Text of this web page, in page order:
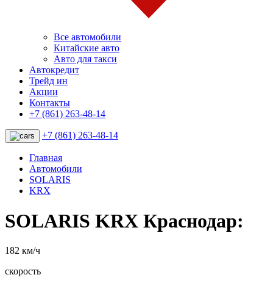
Все автомобили
Китайские авто
Авто для такси
Автокредит
Трейд ин
Акции
Контакты
+7 (861) 263-48-14
+7 (861) 263-48-14
Главная
Автомобили
SOLARIS
KRX
SOLARIS KRX Краснодар:
182 км/ч
скорость